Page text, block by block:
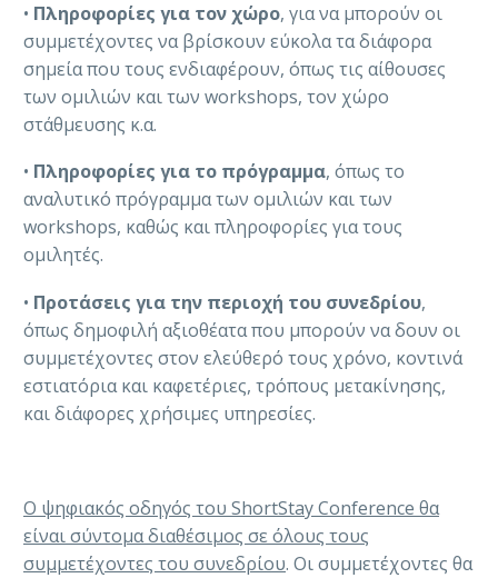
• Πληροφορίες για τον χώρο, για να μπορούν οι
συμμετέχοντες να βρίσκουν εύκολα τα διάφορα
σημεία που τους ενδιαφέρουν, όπως τις αίθουσες
των ομιλιών και των workshops, τον χώρο
στάθμευσης κ.α.
• Πληροφορίες για το πρόγραμμα, όπως το
αναλυτικό πρόγραμμα των ομιλιών και των
workshops, καθώς και πληροφορίες για τους
ομιλητές.
• Προτάσεις για την περιοχή του συνεδρίου,
όπως δημοφιλή αξιοθέατα που μπορούν να δουν οι
συμμετέχοντες στον ελεύθερό τους χρόνο, κοντινά
εστιατόρια και καφετέριες, τρόπους μετακίνησης,
και διάφορες χρήσιμες υπηρεσίες.
Ο ψηφιακός οδηγός του ShortStay Conference θα
είναι σύντομα διαθέσιμος σε όλους τους
συμμετέχοντες του συνεδρίου. Οι συμμετέχοντες θα